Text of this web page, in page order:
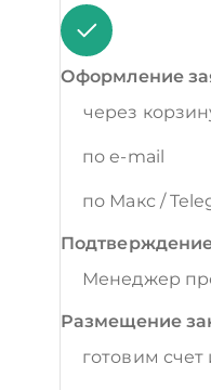
Оформление
через
по e-mail
по Макс /
Менеджер
Размещение
готовим счет